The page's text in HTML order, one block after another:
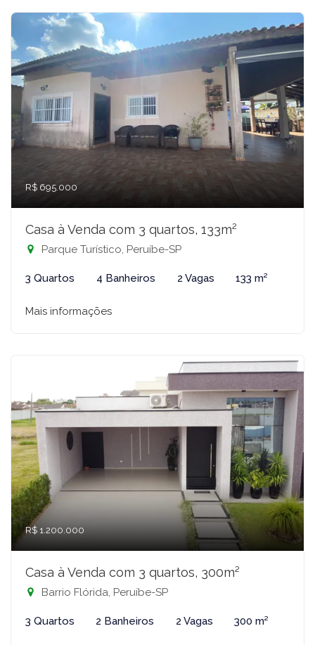
R$ 695.000
Casa à Venda com 3 quartos, 133m²
Parque Turístico, Peruíbe-SP
3 Quartos 4 Banheiros 2 Vagas 133 m²
Mais informações
R$ 1.200.000
Casa à Venda com 3 quartos, 300m²
Barrio Flórida, Peruíbe-SP
3 Quartos 2 Banheiros 2 Vagas 300 m²